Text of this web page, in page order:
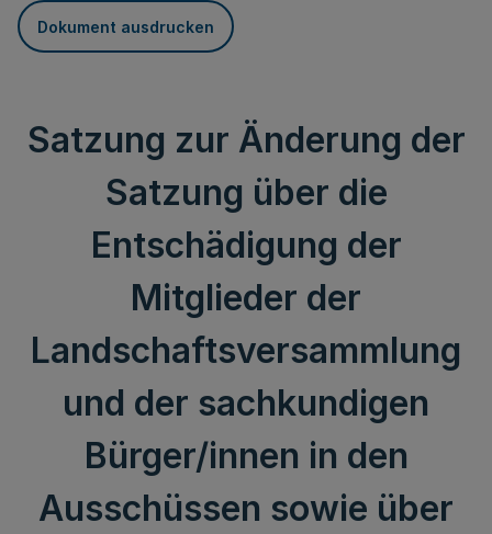
Dokument ausdrucken
Satzung zur Änderung der
Satzung über die
Entschädigung der
Mitglieder der
Landschaftsversammlung
und der sachkundigen
Bürger/innen in den
Ausschüssen sowie über